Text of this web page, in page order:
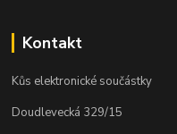
Kontakt
Kůs elektronické součástky
Doudlevecká 329/15